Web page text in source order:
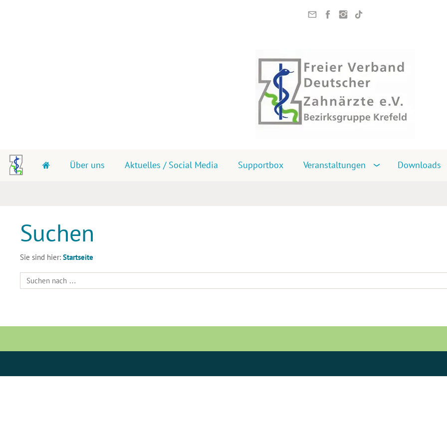
Über uns Aktuelles / Social Media Supportbox Veranstaltungen Downloads
Suchen
Sie sind hier: Startseite